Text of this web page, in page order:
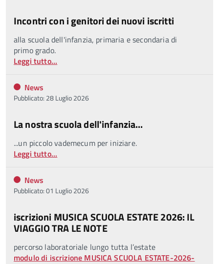
Incontri con i genitori dei nuovi iscritti
alla scuola dell'infanzia, primaria e secondaria di
primo grado.
Leggi tutto...
News
Pubblicato: 28 Luglio 2026
La nostra scuola dell'infanzia...
...un piccolo vademecum per iniziare.
Leggi tutto...
News
Pubblicato: 01 Luglio 2026
iscrizioni MUSICA SCUOLA ESTATE 2026: IL
VIAGGIO TRA LE NOTE
percorso laboratoriale lungo tutta l’estate
modulo di iscrizione MUSICA SCUOLA ESTATE-2026-